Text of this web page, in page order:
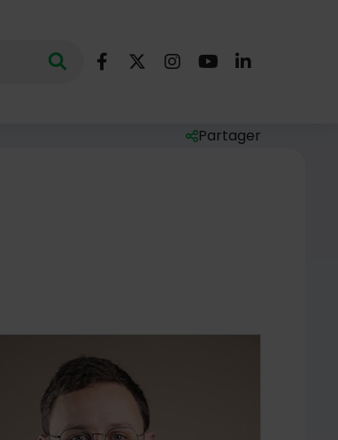
clés au minimum de 3 caractères
Lancer la recherche
Nous suivre
Facebook
X (Twitter)
Instagram
YouTubeLinkedIn
Liste des liens de
Partager